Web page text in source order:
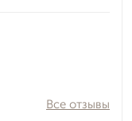
Все отзывы